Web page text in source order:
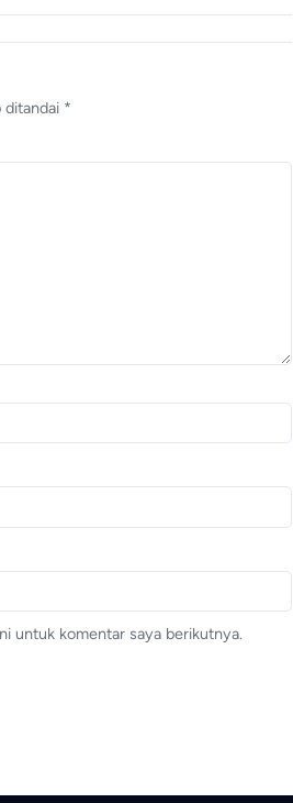
ditandai *
untuk komentar saya berikutnya.